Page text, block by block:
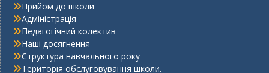
Прийом до школи
Адміністрація
Педагогічний колектив
Наші досягнення
Структура навчального року
Територія обслуговування школи.